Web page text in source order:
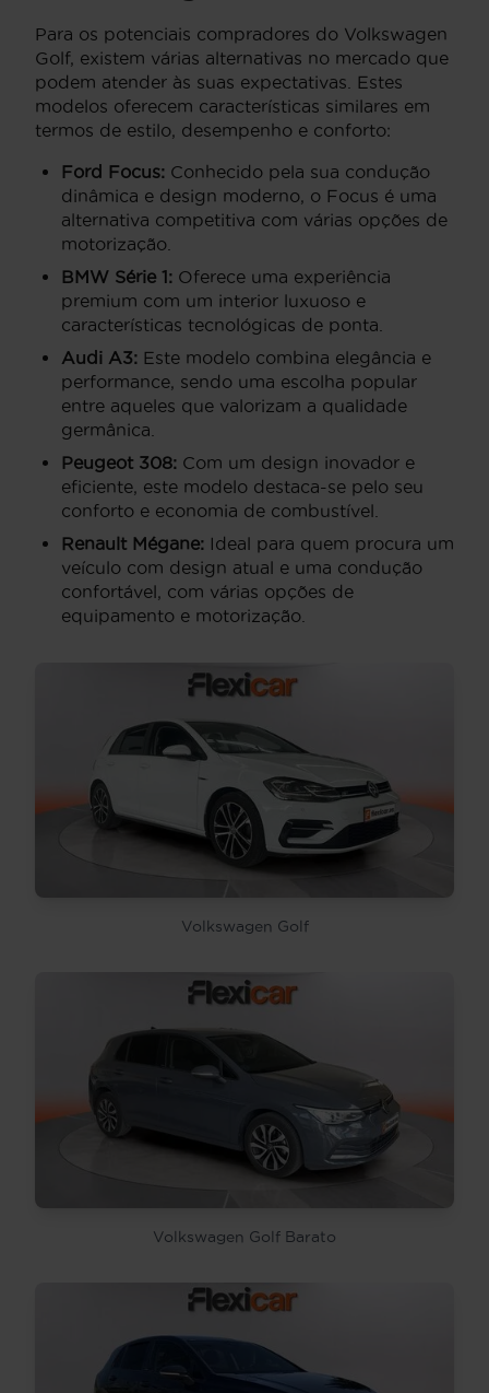
Para os potenciais compradores do Volkswagen
Golf, existem várias alternativas no mercado que
podem atender às suas expectativas. Estes
modelos oferecem características similares em
termos de estilo, desempenho e conforto:
Ford Focus: Conhecido pela sua condução
dinâmica e design moderno, o Focus é uma
alternativa competitiva com várias opções de
motorização.
BMW Série 1: Oferece uma experiência
premium com um interior luxuoso e
características tecnológicas de ponta.
Audi A3: Este modelo combina elegância e
performance, sendo uma escolha popular
entre aqueles que valorizam a qualidade
germânica.
Peugeot 308: Com um design inovador e
eficiente, este modelo destaca-se pelo seu
conforto e economia de combustível.
Renault Mégane: Ideal para quem procura um
veículo com design atual e uma condução
confortável, com várias opções de
equipamento e motorização.
Volkswagen Golf
Volkswagen Golf Barato